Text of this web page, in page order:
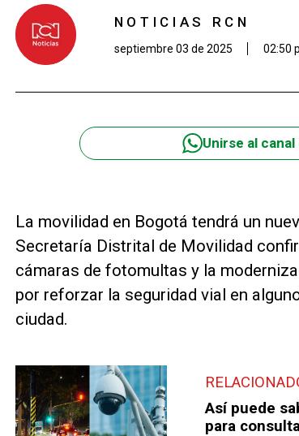
NOTICIAS RCN
septiembre 03 de 2025 02:50
Unirse al
La movilidad en Bogotá tendrá un
Secretaría Distrital de Movilidad
cámaras de fotomultas y la
por reforzar la seguridad vial en
ciudad.
Así puede
para